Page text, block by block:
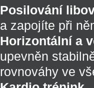
Posilování
a zapojíte při
Horizontální a
upevněn
rovnováhy ve